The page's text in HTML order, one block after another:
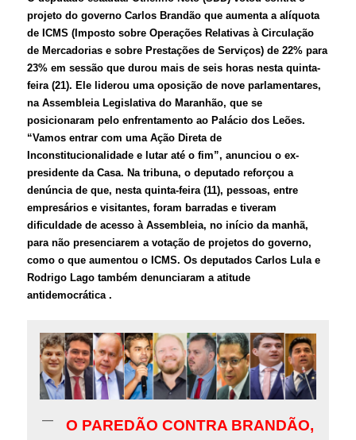
projeto do governo Carlos Brandão que aumenta a alíquota
de ICMS (Imposto sobre Operações Relativas à Circulação
de Mercadorias e sobre Prestações de Serviços) de 22% para
23% em sessão que durou mais de seis horas nesta quinta-
feira (21). Ele liderou uma oposição de nove parlamentares,
na Assembleia Legislativa do Maranhão, que se
posicionaram pelo enfrentamento ao Palácio dos Leões.
“Vamos entrar com uma Ação Direta de
Inconstitucionalidade e lutar até o fim”, anunciou o ex-
presidente da Casa. Na tribuna, o deputado reforçou a
denúncia de que, nesta quinta-feira (11), pessoas, entre
empresários e visitantes, foram barradas e tiveram
dificuldade de acesso à Assembleia, no início da manhã,
para não presenciarem a votação de projetos do governo,
como o que aumentou o ICMS. Os deputados Carlos Lula e
Rodrigo Lago também denunciaram a atitude
antidemocrática .
O PAREDÃO CONTRA BRANDÃO,